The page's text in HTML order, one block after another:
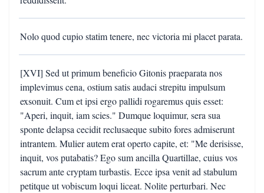
Nolo quod cupio statim tenere, nec victoria mi placet parata.
[XVI] Sed ut primum beneficio Gitonis praeparata nos
implevimus cena, ostium satis audaci strepitu impulsum
exsonuit. Cum et ipsi ergo pallidi rogaremus quis esset:
"Aperi, inquit, iam scies." Dumque loquimur, sera sua
sponte delapsa cecidit reclusaeque subito fores admiserunt
intrantem. Mulier autem erat operto capite, et: "Me derisisse,
inquit, vos putabatis? Ego sum ancilla Quartillae, cuius vos
sacrum ante cryptam turbastis. Ecce ipsa venit ad stabulum
petitque ut vobiscum loqui liceat. Nolite perturbari. Nec